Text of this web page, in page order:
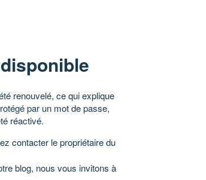
renouvelé, ce qui explique
par un mot de passe,
réactivé.
contacter le propriétaire du
blog, nous vous invitons à